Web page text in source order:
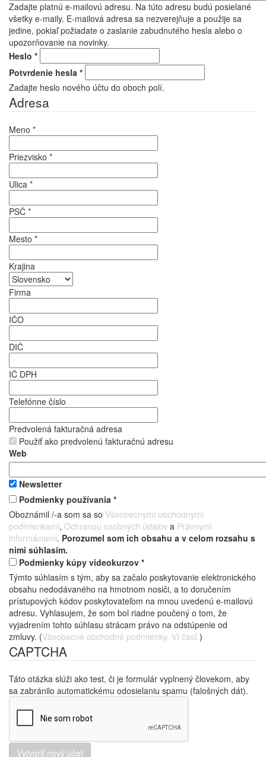
Zadajte platnú e-mailovú adresu. Na túto adresu budú posielané
všetky e-maily. E-mailová adresa sa nezverejňuje a použije sa
jedine, pokiaľ požiadate o zaslanie zabudnutého hesla alebo o
upozorňovanie na novinky.
Heslo *
Potvrdenie hesla *
Zadajte heslo nového účtu do oboch polí.
Adresa
Meno *
Priezvisko *
Ulica *
PSČ *
Mesto *
Krajina
Firma
IČO
DIČ
IČ DPH
Telefónne číslo
Predvolená fakturačná adresa
Použiť ako predvolenú fakturačnú adresu
Web
Newsletter
Podmienky používania *
Oboznámil /-a som sa so Všeobecnými obchodnými
podmienkami, Ochranou osobných údajov a Právnymi
informáciami. Porozumel som ich obsahu a v celom rozsahu s
nimi súhlasím.
Podmienky kúpy videokurzov *
Týmto súhlasím s tým, aby sa začalo poskytovanie elektronického
obsahu nedodávaného na hmotnom nosiči, a to doručením
prístupových kódov poskytovateľom na mnou uvedenú e-mailovú
adresu. Vyhlasujem, že som bol riadne poučený o tom, že
vyjadrením tohto súhlasu strácam právo na odstúpenie od
zmluvy. (Všeobecné obchodné podmienky, VI časť.)
CAPTCHA
Táto otázka slúži ako test, či je formulár vyplnený človekom, aby
sa zabránilo automatickému odosielaniu spamu (falošných dát).